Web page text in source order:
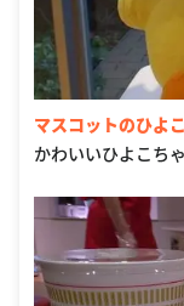
マスコットのひよ
かわいいひよこち